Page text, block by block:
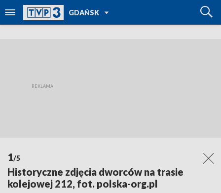
GDAŃSK
POWRÓT DO
TVP REGIONY
1/5
Historyczne zdjęcia dworców na trasie
kolejowej 212, fot. polska-org.pl